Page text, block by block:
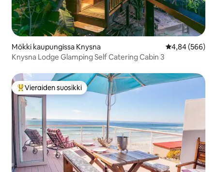
Mökki kaupungissa Knysna
4,84 (566)
Knysna Lodge Glamping Self Catering Cabin 3
Vieraiden suosikkien parhaimmistoa
Vieraiden suosikki